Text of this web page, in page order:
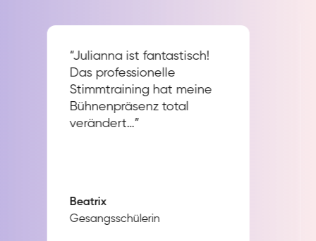
“Julianna ist fantastisch!
Das professionelle
Stimmtraining hat meine
Bühnenpräsenz total
verändert…”
Beatrix
Gesangsschülerin